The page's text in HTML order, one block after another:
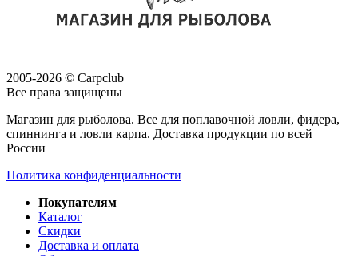
2005-2026 © Carpclub
Все права защищены
Магазин для рыболова. Все для поплавочной ловли, фидера,
спиннинга и ловли карпа. Доставка продукции по всей
России
Политика конфиденциальности
Покупателям
Каталог
Скидки
Доставка и оплата